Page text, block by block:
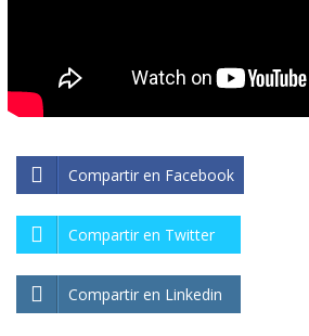
Compartir en Facebook
Compartir en Twitter
Compartir en Linkedin